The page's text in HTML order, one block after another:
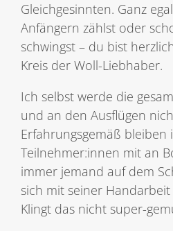
Gleichgesinnten. Ganz
Anfängern zählst oder
schwingst – du bist
Kreis der Woll-Liebhaber.
Ich selbst werde die
und an den Ausflügen
Erfahrungsgemäß bleiben
Teilnehmer:innen mit an
immer jemand auf dem
sich mit seiner
Klingt das nicht super-